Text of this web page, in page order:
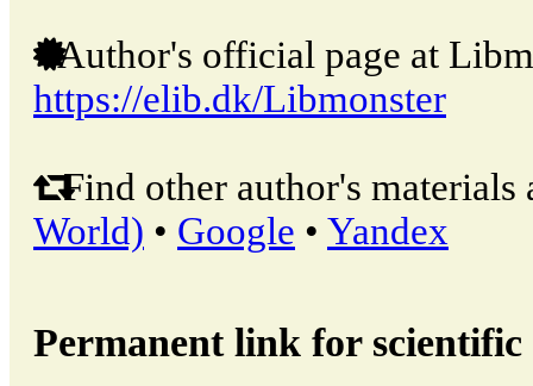
Author's official page at
https://elib.dk/Libmonster
Find other author's materials
World) • Google • Yandex
Permanent link for